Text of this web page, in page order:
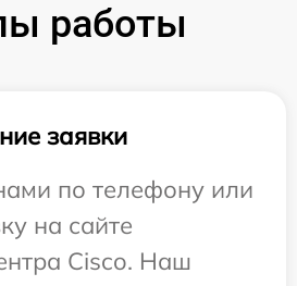
работы
заявки
по телефону или
на сайте
Cisco. Наш